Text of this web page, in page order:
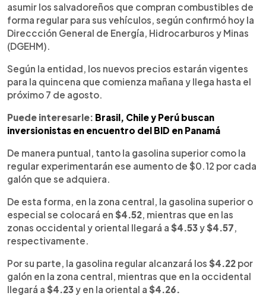
asumir los salvadoreños que compran combustibles de
forma regular para sus vehículos, según confirmó hoy la
Direccción General de Energía, Hidrocarburos y Minas
(DGEHM).
Según la entidad, los nuevos precios estarán vigentes
para la quincena que comienza mañana y llega hasta el
próximo 7 de agosto.
Puede interesarle: Brasil, Chile y Perú buscan
inversionistas en encuentro del BID en Panamá
De manera puntual, tanto la gasolina superior como la
regular experimentarán ese aumento de $0.12 por cada
galón que se adquiera.
De esta forma, en la zona central, la gasolina superior o
especial se colocará en $4.52 , mientras que en las
zonas occidental y oriental llegará a $4.53y$4.57
respectivamente.
Por su parte, la gasolina regular alcanzará los $4.22 por
galón en la zona central, mientras que en la occidental
llegará a $4.23y en la oriental a $4.26.